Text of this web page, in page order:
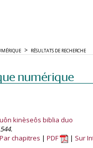
RÉSULTATS DE RECHERCHE
numérique
kinèseôs biblia duo
Par chapitres PDF Sur